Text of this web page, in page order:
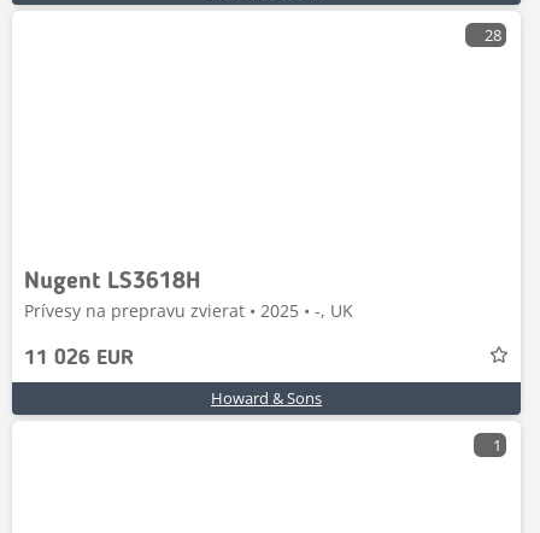
28
Nugent LS3618H
Prívesy na prepravu zvierat • 2025 • -, UK
11 026 EUR
Howard & Sons
1